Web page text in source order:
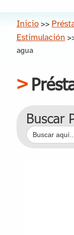
Inicio >>
Estimulación
agua
Buscar
Buscar: